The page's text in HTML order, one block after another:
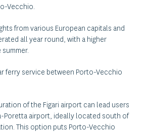
Vecchio.
from various European capitals and
all year round, with a higher
ferry service between Porto-Vecchio
of the Figari airport can lead users
Poretta airport, ideally located south of
This option puts Porto-Vecchio